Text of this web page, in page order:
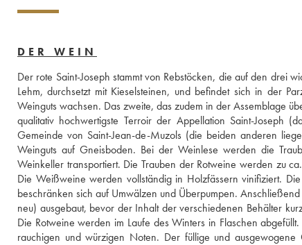
DER WEIN
Der rote Saint-Joseph stammt von Rebstöcken, die auf den drei
Lehm, durchsetzt mit Kieselsteinen, und befindet sich in der
Weinguts wachsen. Das zweite, das zudem in der Assemblage
qualitativ hochwertigste Terroir der Appellation Saint-
Gemeinde von Saint-Jean-de-Muzols (die beiden anderen
Weinguts auf Gneisboden. Bei der Weinlese werden die
Weinkeller transportiert. Die Trauben der Rotweine werden zu
Die Weißweine werden vollständig in Holzfässern vinifiziert.
beschränken sich auf Umwälzen und Überpumpen.
neu) ausgebaut, bevor der Inhalt der verschiedenen Behälter
Die Rotweine werden im Laufe des Winters in Flaschen
rauchigen und würzigen Noten. Der füllige und